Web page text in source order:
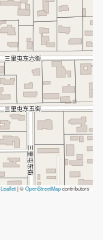
Leaflet|©OpenStreetMapcontributors